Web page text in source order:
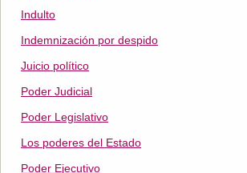
Indulto
Indemnización por despido
Juicio político
Poder Judicial
Poder Legislativo
Los poderes del Estado
Poder Ejecutivo